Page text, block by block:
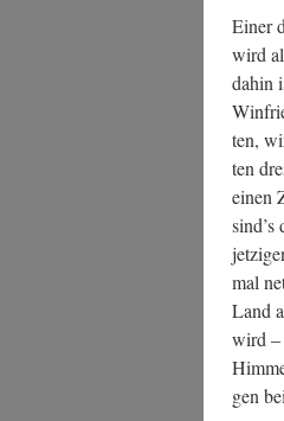
Einer
wird
dahin
ten,
ten
einen
mal
Land
wird –
gen